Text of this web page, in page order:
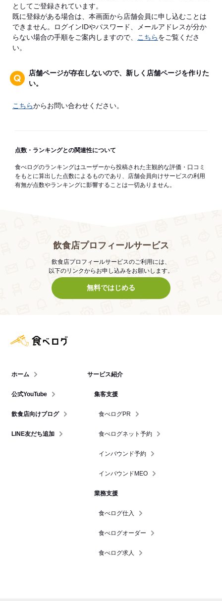
としてご登録されています。
既に登録がある場合は、本画面から店舗会員に申し込むことは
できません。ログインIDやパスワード、メールアドレスが分か
らない場合の手順をご案内しますので、
こちらをご覧くださ
い。
店舗ページが存在しないので、新しく店舗ページを作りた
い。
こちらからお問い合わせください。
点数・ランキングとの関連性について
食べログのランキングはユーザーから投稿された主観的な評価・口コミ
をもとに算出した点数によるものであり、店舗会員向けサービスの利用
有無が点数やランキングに影響することは一切ありません。
飲食店プロフィールサービス
飲食店プロフィールサービスのご利用には、
以下のリンクからお申し込みをお願いします。
無料ではじめる
ホーム
公式YouTube
飲食店向けブログ
LINE友だち追加
サービス紹介
集客支援
食べログPR
食べログネット予約
インバウンド予約
インバウンドMEO
業務支援
食べログ仕入
食べログオーダー
食べログ求人